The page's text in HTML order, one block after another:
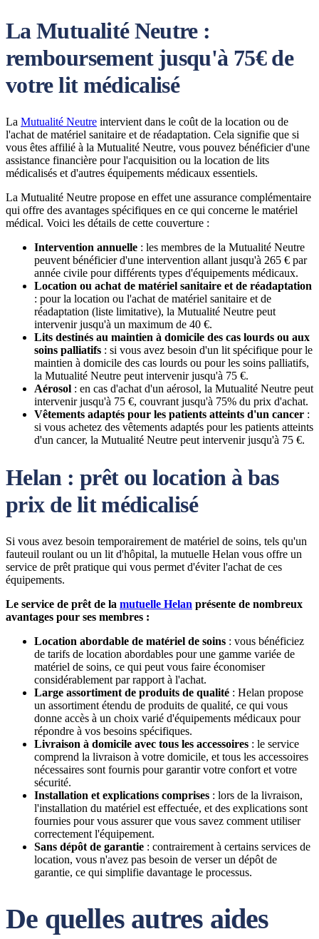
La Mutualité Neutre :
remboursement jusqu'à 75€ de
votre lit médicalisé
La Mutualité Neutre intervient dans le coût de la location ou de
l'achat de matériel sanitaire et de réadaptation. Cela signifie que si
vous êtes affilié à la Mutualité Neutre, vous pouvez bénéficier d'une
assistance financière pour l'acquisition ou la location de lits
médicalisés et d'autres équipements médicaux essentiels.
La Mutualité Neutre propose en effet une assurance complémentaire
qui offre des avantages spécifiques en ce qui concerne le matériel
médical. Voici les détails de cette couverture :
Intervention annuelle : les membres de la Mutualité Neutre
peuvent bénéficier d'une intervention allant jusqu'à 265 € par
année civile pour différents types d'équipements médicaux.
Location ou achat de matériel sanitaire et de réadaptation
: pour la location ou l'achat de matériel sanitaire et de
réadaptation (liste limitative), la Mutualité Neutre peut
intervenir jusqu'à un maximum de 40 €.
Lits destinés au maintien à domicile des cas lourds ou aux
soins palliatifs : si vous avez besoin d'un lit spécifique pour le
maintien à domicile des cas lourds ou pour les soins palliatifs,
la Mutualité Neutre peut intervenir jusqu'à 75 €.
Aérosol : en cas d'achat d'un aérosol, la Mutualité Neutre peut
intervenir jusqu'à 75 €, couvrant jusqu'à 75% du prix d'achat.
Vêtements adaptés pour les patients atteints d'un cancer :
si vous achetez des vêtements adaptés pour les patients atteints
d'un cancer, la Mutualité Neutre peut intervenir jusqu'à 75 €.
Helan : prêt ou location à bas
prix de lit médicalisé
Si vous avez besoin temporairement de matériel de soins, tels qu'un
fauteuil roulant ou un lit d'hôpital, la mutuelle Helan vous offre un
service de prêt pratique qui vous permet d'éviter l'achat de ces
équipements.
Le service de prêt de la mutuelle Helan présente de nombreux
avantages pour ses membres :
Location abordable de matériel de soins : vous bénéficiez
de tarifs de location abordables pour une gamme variée de
matériel de soins, ce qui peut vous faire économiser
considérablement par rapport à l'achat.
Large assortiment de produits de qualité : Helan propose
un assortiment étendu de produits de qualité, ce qui vous
donne accès à un choix varié d'équipements médicaux pour
répondre à vos besoins spécifiques.
Livraison à domicile avec tous les accessoires : le service
comprend la livraison à votre domicile, et tous les accessoires
nécessaires sont fournis pour garantir votre confort et votre
sécurité.
Installation et explications comprises : lors de la livraison,
l'installation du matériel est effectuée, et des explications sont
fournies pour vous assurer que vous savez comment utiliser
correctement l'équipement.
Sans dépôt de garantie : contrairement à certains services de
location, vous n'avez pas besoin de verser un dépôt de
garantie, ce qui simplifie davantage le processus.
De quelles autres aides